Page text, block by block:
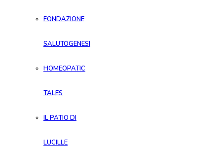
FONDAZIONE
SALUTOGENESI
HOMEOPATIC
TALES
IL PATIO DI
LUCILLE